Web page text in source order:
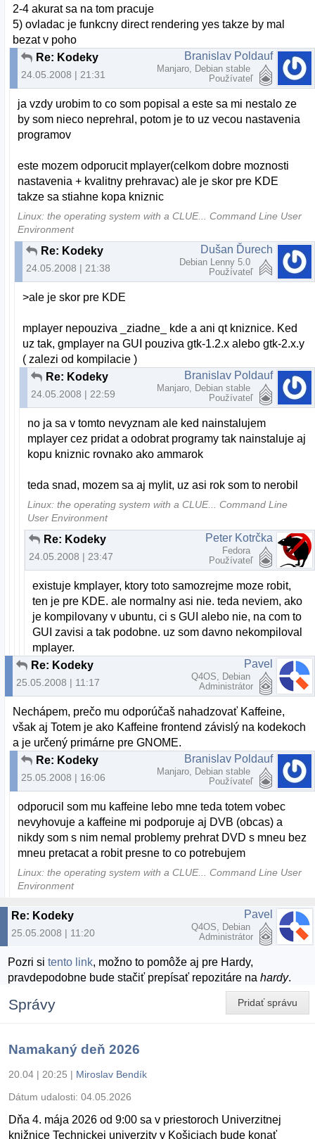
2-4 akurat sa na tom pracuje
5) ovladac je funkcny direct rendering yes takze by mal
bezat v poho
Re: Kodeky
24.05.2008 | 21:31
Branislav Poldauf
Manjaro, Debian stable
Používateľ
ja vzdy urobim to co som popisal a este sa mi nestalo ze
by som nieco neprehral, potom je to uz vecou nastavenia
programov
este mozem odporucit mplayer(celkom dobre moznosti
nastavenia + kvalitny prehravac) ale je skor pre KDE
takze sa stiahne kopa kniznic
Linux: the operating system with a CLUE... Command Line User
Environment
Re: Kodeky
24.05.2008 | 21:38
Dušan Ďurech
Debian Lenny 5.0
Používateľ
>ale je skor pre KDE
mplayer nepouziva _ziadne_ kde a ani qt kniznice. Ked
uz tak, gmplayer na GUI pouziva gtk-1.2.x alebo gtk-2.x.y
( zalezi od kompilacie )
Re: Kodeky
24.05.2008 | 22:59
Branislav Poldauf
Manjaro, Debian stable
Používateľ
no ja sa v tomto nevyznam ale ked nainstalujem
mplayer cez pridat a odobrat programy tak nainstaluje aj
kopu kniznic rovnako ako ammarok
teda snad, mozem sa aj mylit, uz asi rok som to nerobil
Linux: the operating system with a CLUE... Command Line
User Environment
Re: Kodeky
24.05.2008 | 23:47
Peter Kotrčka
Fedora
Používateľ
existuje kmplayer, ktory toto samozrejme moze robit,
ten je pre KDE. ale normalny asi nie. teda neviem, ako
je kompilovany v ubuntu, ci s GUI alebo nie, na com to
GUI zavisi a tak podobne. uz som davno nekompiloval
mplayer.
Re: Kodeky
25.05.2008 | 11:17
Pavel
Q4OS, Debian
Administrátor
Nechápem, prečo mu odporúčaš nahadzovať Kaffeine,
však aj Totem je ako Kaffeine frontend závislý na kodekoch
a je určený primárne pre GNOME.
Re: Kodeky
25.05.2008 | 16:06
Branislav Poldauf
Manjaro, Debian stable
Používateľ
odporucil som mu kaffeine lebo mne teda totem vobec
nevyhovuje a kaffeine mi podporuje aj DVB (obcas) a
nikdy som s nim nemal problemy prehrat DVD s mneu bez
mneu pretacat a robit presne to co potrebujem
Linux: the operating system with a CLUE... Command Line User
Environment
Re: Kodeky
25.05.2008 | 11:20
Pavel
Q4OS, Debian
Administrátor
Pozri sitento link, možno to pomôže aj pre Hardy,
pravdepodobne bude stačiť prepísať repozitáre nahardy.
Pridať správu
Správy
Namakaný deň 2026
20.04 | 20:25 | Miroslav Bendík
Dátum udalosti: 04.05.2026
Dňa 4. mája 2026 od 9:00 sa v priestoroch Univerzitnej
knižnice Technickej univerzity v Košiciach bude konať